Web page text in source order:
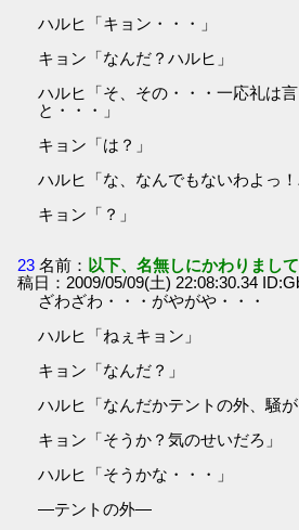
ハルヒ「キョン・・・」
キョン「なんだ？ハルヒ」
ハルヒ「そ、その・・・一応礼は
と・・・」
キョン「は？」
ハルヒ「な、なんでもないわよっ！
キョン「？」
23 名前： 以下、名無しにかわりまし
稿日：2009/05/09(土) 22:08:30.34
ざわざわ・・・がやがや・・・
ハルヒ「ねぇキョン」
キョン「なんだ？」
ハルヒ「なんだかテントの外、騒が
キョン「そうか？気のせいだろ」
ハルヒ「そうかな・・・」
―テントの外―